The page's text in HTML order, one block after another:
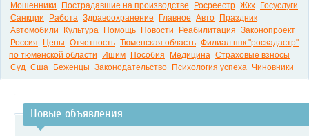
Мошенники
Пострадавшие на производстве Росреестр Жкх
Госуслуги
Санкции
Работа Здравоохранение Главное Авто
Праздник
Автомобили
Культура Помощь Новости Реабилитация Законопроект
Россия
Цены Отчетность Тюменская область Филиал ппк "роскадастр"
по тюменской области
Ишим Пособия Медицина Страховые взносы
Суд Сша Беженцы Законодательство Психология успеха Чиновники
Новые объявления